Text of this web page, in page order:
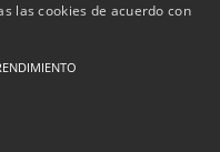
las cookies de acuerdo con